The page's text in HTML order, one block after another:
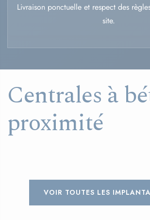
Livraison ponctuelle et respect des
site.
Centrales à
proximité
VOIR TOUTES LES